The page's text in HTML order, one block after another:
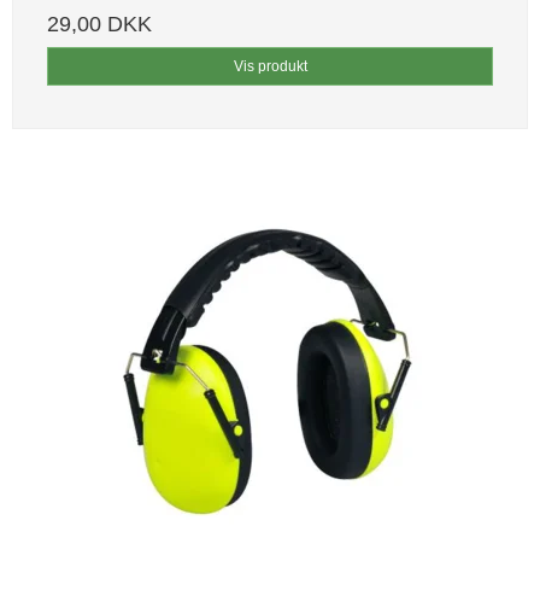
29,00 DKK
Vis produkt